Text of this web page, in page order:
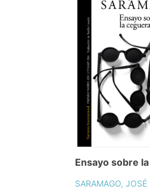
Ensayo sobre
SARAMAGO, JOSÉ